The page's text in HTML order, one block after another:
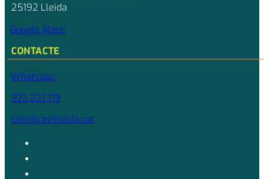
25192 Lleida
Google Maps
CONTACTE
Whatsapp
973 221 119
ceei@ceeilleida.cat